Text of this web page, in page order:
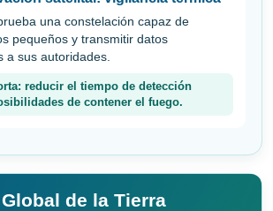
una constelación capaz de
pequeños y transmitir datos
a sus autoridades.
reducir el tiempo de detección
de contener el fuego.
de la Tierra